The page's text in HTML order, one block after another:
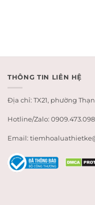
THÔNG TIN LIÊN HỆ
Địa chỉ: TX21, phường
Hotline/Zalo: 0909.473.098
Email: